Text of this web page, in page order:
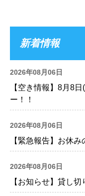
新着情報
2026年08月06日
【空き情報】8月8
ー！！
2026年08月06日
【緊急報告】お休み
2026年08月06日
【お知らせ】貸し